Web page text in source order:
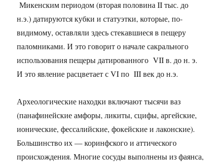
Микенским периодом (вторая половина II тыс. до
н.э.) датируются кубки и статуэтки, которые, по-
видимому, оставляли здесь стекавшиеся в пещеру
паломниками. И это говорит о начале сакрального
использования пещеры датированного VII в. до н. э.
И это явление расцветает с VI по III век до н.э.
Археологические находки включают тысячи ваз
(панафинейские амфоры, ликиты, сцифы, аргейские,
ионические, фессалийские, фокейские и лаконские).
Большинство их — коринфского и аттического
происхождения. Многие сосуды выполнены из фаянса,